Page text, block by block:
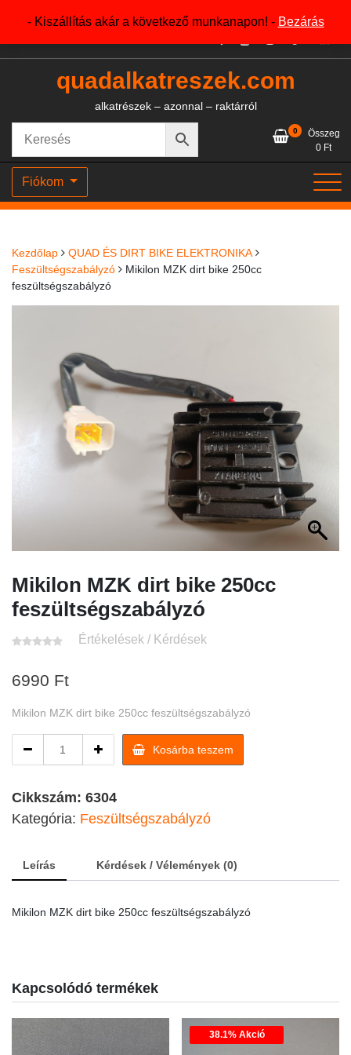
- Kiszállítás akár a következő munkanapon! - Bezárás
+36204327386
quadalkatreszek.com
alkatrészek – azonnal – raktárról
0
Összeg
0 Ft
Fiókom
Kezdőlap
QUAD ÉS DIRT BIKE ELEKTRONIKA
Feszültségszabályzó
Mikilon MZK dirt bike 250cc
feszültségszabályzó
Mikilon MZK dirt bike 250cc
feszültségszabályzó
Értékelések / Kérdések
6990 Ft
Mikilon MZK dirt bike 250cc feszültségszabályzó
MZK
bike
feszültségszabályzó
Kosárba teszem
Cikkszám: 6304
Kategória: Feszültségszabályzó
Leírás Kérdések / Vélemények (0)
Mikilon MZK dirt bike 250cc feszültségszabályzó
Kapcsolódó termékek
38.1% Akció